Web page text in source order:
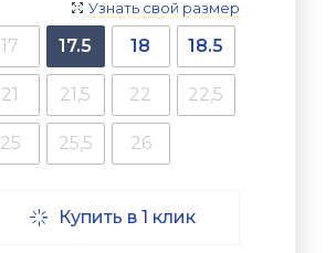
 Узнать свой размер
17 17.5 18 18.5
21 21,5 22 22,5
25 25,5 26
 Купить в 1 клик